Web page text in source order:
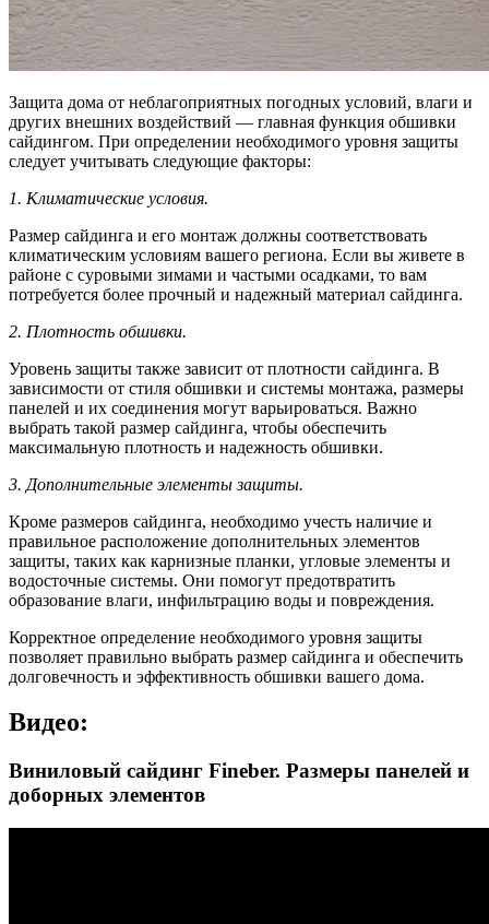
Защита дома от неблагоприятных погодных условий, влаги и
других внешних воздействий — главная функция обшивки
сайдингом. При определении необходимого уровня защиты
следует учитывать следующие факторы:
1. Климатические условия.
Размер сайдинга и его монтаж должны соответствовать
климатическим условиям вашего региона. Если вы живете в
районе с суровыми зимами и частыми осадками, то вам
потребуется более прочный и надежный материал сайдинга.
2. Плотность обшивки.
Уровень защиты также зависит от плотности сайдинга. В
зависимости от стиля обшивки и системы монтажа, размеры
панелей и их соединения могут варьироваться. Важно
выбрать такой размер сайдинга, чтобы обеспечить
максимальную плотность и надежность обшивки.
3. Дополнительные элементы защиты.
Кроме размеров сайдинга, необходимо учесть наличие и
правильное расположение дополнительных элементов
защиты, таких как карнизные планки, угловые элементы и
водосточные системы. Они помогут предотвратить
образование влаги, инфильтрацию воды и повреждения.
Корректное определение необходимого уровня защиты
позволяет правильно выбрать размер сайдинга и обеспечить
долговечность и эффективность обшивки вашего дома.
Видео:
Виниловый сайдинг Fineber. Размеры панелей и
доборных элементов